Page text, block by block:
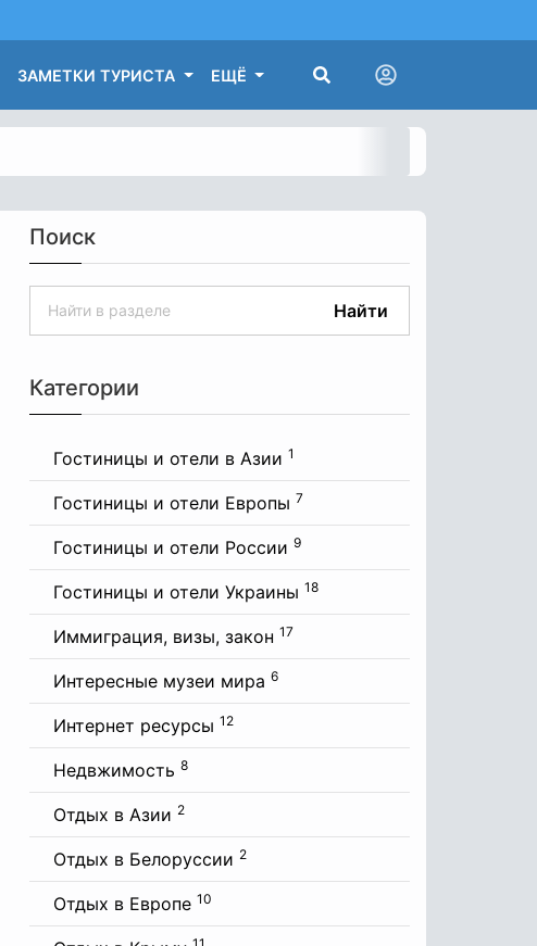
ЗАМЕТКИ ТУРИСТА ЕЩЁ
Поиск
Найти
Категории
Гостиницы и отели в Азии 1
Гостиницы и отели Европы 7
Гостиницы и отели России 9
Гостиницы и отели Украины 18
Иммиграция, визы, закон 17
Интересные музеи мира 6
Интернет ресурсы 12
Недвжимость 8
Отдых в Азии 2
Отдых в Белоруссии 2
Отдых в Европе 10